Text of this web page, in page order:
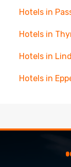
Hotels in
Hotels in
Hotels in
Hotels in